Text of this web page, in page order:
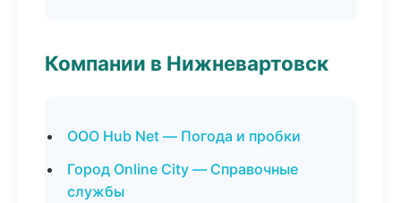
Компании в Нижневартовск
ООО Hub Net — Погода и пробки
Город Online City — Справочные
службы